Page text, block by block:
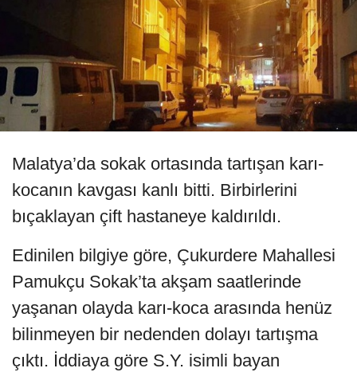
Malatya’da sokak ortasında tartışan karı-
kocanın kavgası kanlı bitti. Birbirlerini
bıçaklayan çift hastaneye kaldırıldı.
Edinilen bilgiye göre, Çukurdere Mahallesi
Pamukçu Sokak’ta akşam saatlerinde
yaşanan olayda karı-koca arasında henüz
bilinmeyen bir nedenden dolayı tartışma
çıktı. İddiaya göre S.Y. isimli bayan